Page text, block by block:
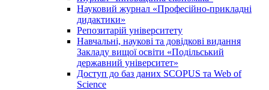
Науковий журнал «Професійно-прикладні
дидактики»
Репозитарій університету
Навчальні, наукові та довідкові видання
Закладу вищої освіти «Подільський
державний університет»
Доступ до баз даних SCOPUS та Web of
Science